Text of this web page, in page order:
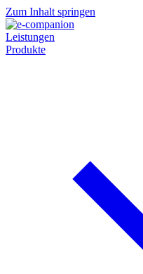
Zum Inhalt springen
Leistungen
Produkte